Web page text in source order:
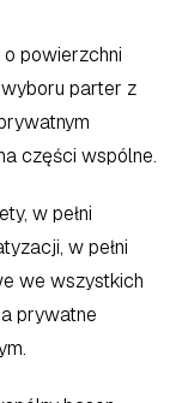
o powierzchni
parter z
części wspólne.
w pełni
w pełni
we wszystkich
prywatne